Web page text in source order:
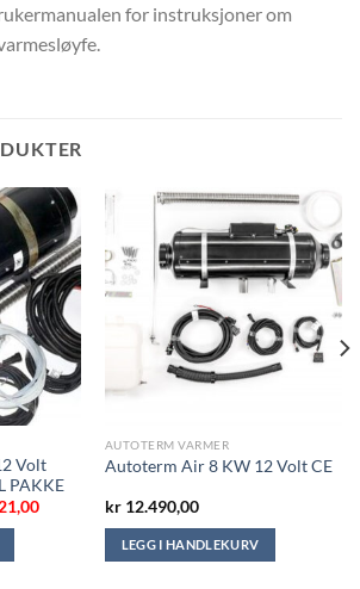
for instruksjoner om
Volt
PAKKE
Nåværende
kr 15.321,00.
AUTOTERM VARMER
Autoterm Air 8 KW 12 Volt CE
kr12.490,00
LEGG I HANDLEKURV